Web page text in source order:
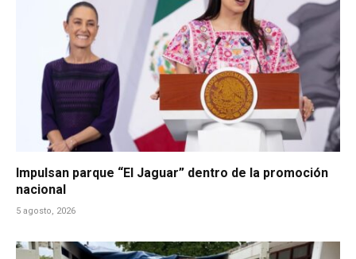
Impulsan parque “El Jaguar” dentro de la promoción
nacional
5 agosto, 2026